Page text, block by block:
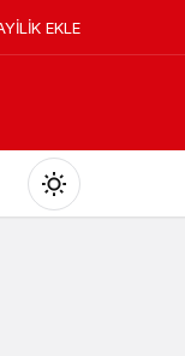
EKLE
Mod
değiştir